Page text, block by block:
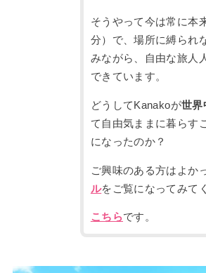
そうやって今は常に本
分）で、場所に縛られ
みながら、自由な旅人
できています。
どうしてKanakoが世界
て自由気ままに暮らす
になったのか？
ご興味のある方はよか
ルをご覧になってみて
こちらです。